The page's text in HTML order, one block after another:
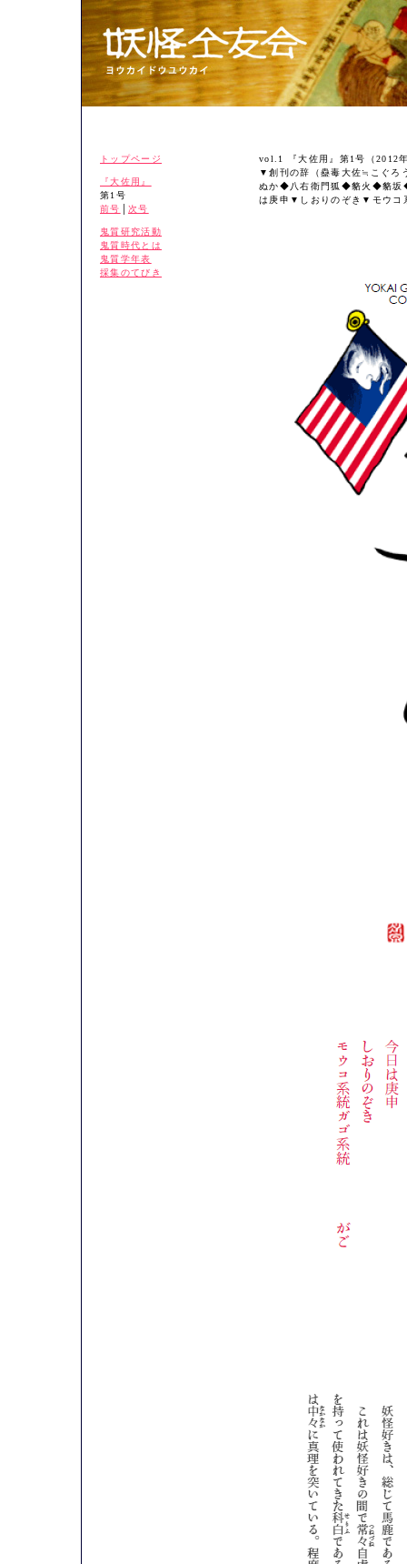
トップページ
『大佐用』
第1号
前号
│次号
鬼質研究活動
鬼質時代とは
鬼質学年表
採集のてびき
vol.1 『大佐用』第1号（2012
▼創刊の辞（蠱毒大佐≒こぐ
ぬか◆八右衛門狐◆貉火◆貉坂
は庚申▼しおりのぞき▼モウ